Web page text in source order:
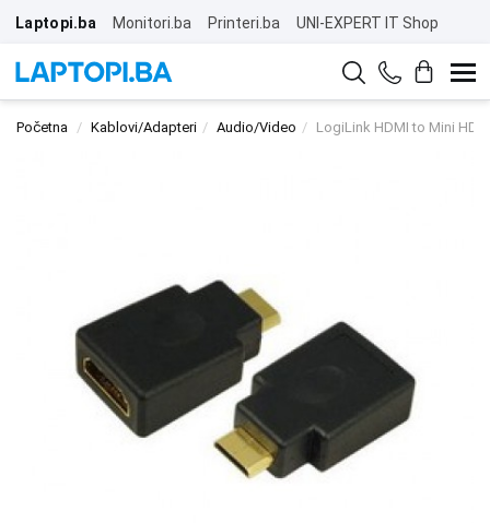
Laptopi.ba Monitori.ba Printeri.ba UNI-EXPERT IT Shop
Početna Kablovi/Adapteri Audio/Video LogiLink HDMI to Mini